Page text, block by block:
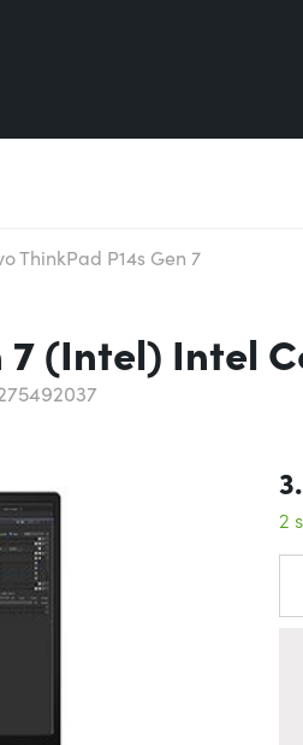
ThinkPad P14s Gen 7
7 (Intel) Intel
2